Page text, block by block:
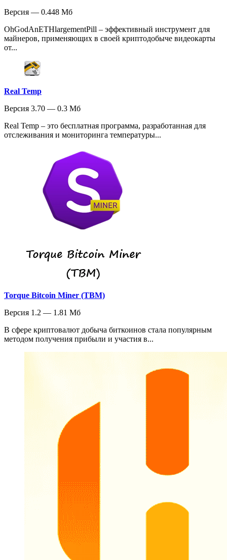
Версия — 0.448 Мб
OhGodAnETHlargementPill – эффективный инструмент для
майнеров, применяющих в своей криптодобыче видеокарты
от...
Real Temp
Версия 3.70 — 0.3 Мб
Real Temp – это бесплатная программа, разработанная для
отслеживания и мониторинга температуры...
Torque Bitcoin Miner (TBM)
Версия 1.2 — 1.81 Мб
В сфере криптовалют добыча биткоинов стала популярным
методом получения прибыли и участия в...